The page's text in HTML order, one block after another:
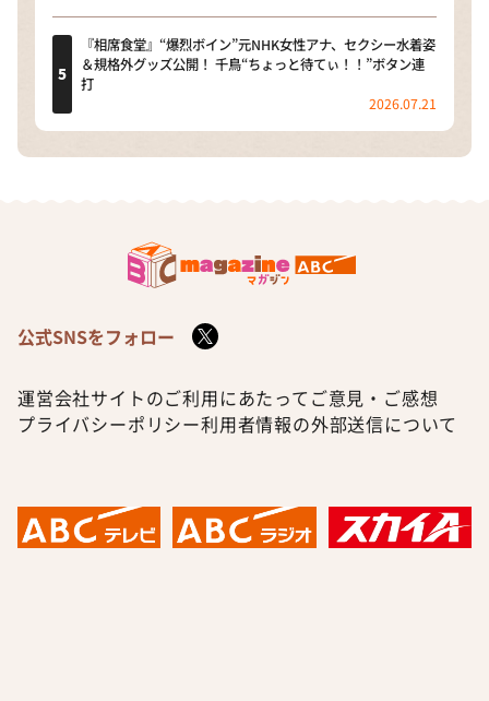
『相席食堂』“爆烈ボイン”元NHK女性アナ、セクシー水着姿
＆規格外グッズ公開！ 千鳥“ちょっと待てぃ！！”ボタン連
打
2026.07.21
公式SNSをフォロー
運営会社サイトのご利用にあたって ご意見・ご感想
プライバシーポリシー利用者情報の外部送信について